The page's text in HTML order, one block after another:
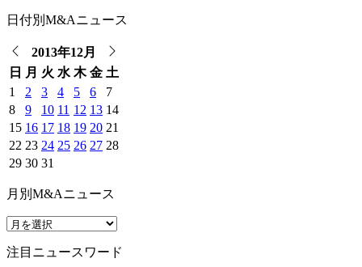
日付別M&Aニュース
2013年12月
日
月 火 水 木 金 土
1
2 3 4 5 6
7
8
9 10 11 12 13 14
15 16 17 18 19 20 21
22 23 24 25 26 27 28
29 30 31
月別M&Aニュース
注目ニュースワード